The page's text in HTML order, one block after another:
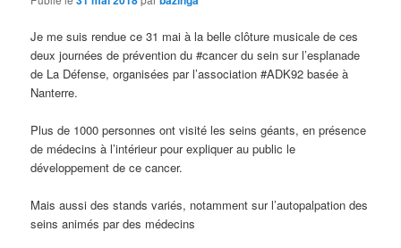
Je me suis rendue ce 31 mai à la belle clôture musicale de ces
deux journées de prévention du #cancer du sein sur l’esplanade
de La Défense, organisées par l’association #ADK92 basée à
Nanterre.
Plus de 1000 personnes ont visité les seins géants, en présence
de médecins à l’intérieur pour expliquer au public le
développement de ce cancer.
Mais aussi des stands variés, notamment sur l’autopalpation des
seins animés par des médecins